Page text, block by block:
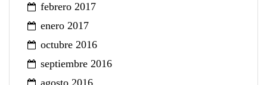
febrero 2017
enero 2017
octubre 2016
septiembre 2016
agosto 2016